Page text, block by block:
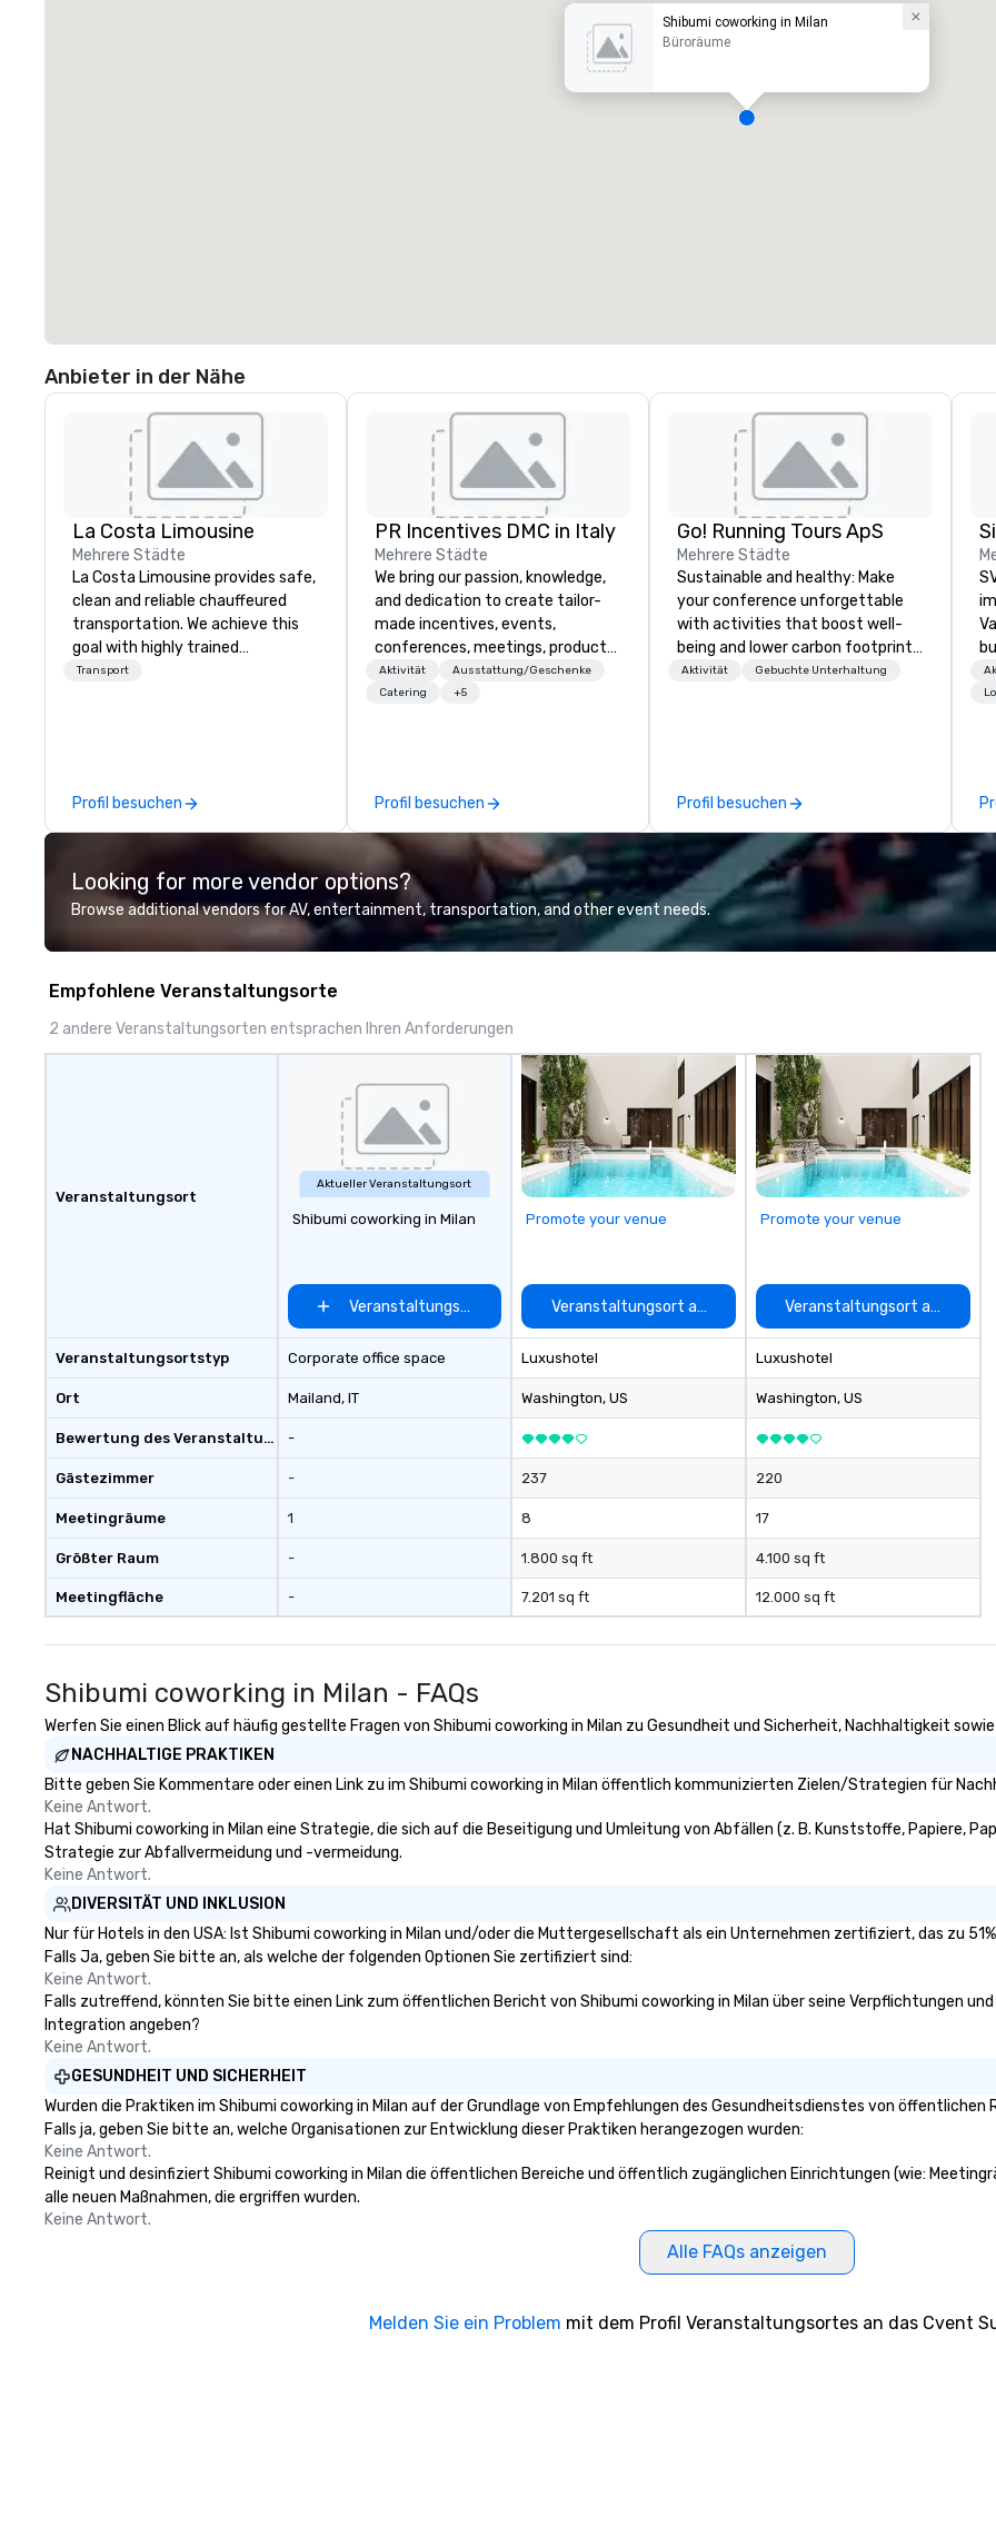
Shibumi coworking in Milan
Büroräume
Anbieter in der Nähe
La Costa Limousine
Mehrere Städte
La Costa Limousine provides safe,
clean and reliable chauffeured
transportation. We achieve this
goal with highly trained
chauffeurs, the newest vehicles
perfectly maintained fleet of late
model luxury vehicles to the
professional team of chauffeurs
and support staff; you will know
Costa Limousine.
Transport
Profil besuchen
PR Incentives DMC in Italy
Mehrere Städte
We bring our passion, knowledge,
and dedication to create tailor-
made incentives, events,
conferences, meetings, product
launches, and luxury travel
experiences for our Clients. Based
information or collaboration
opportunities.
Aktivität
Ausstattung/Geschenke
Catering
+5
Profil besuchen
Go! Running Tours ApS
Mehrere Städte
Sustainable and healthy: Make
your conference unforgettable
with activities that boost well-
being and lower carbon footprints.
Explore the world on the run with
Aktivität Gebuchte Unterhaltung
Profil besuchen
Looking for more vendor options?
Browse additional vendors for AV, entertainment, transportation, and other event needs.
Empfohlene Veranstaltungsorte
2 andere Veranstaltungsorten entsprachen Ihren Anforderungen
Veranstaltungsort
Veranstaltungsortstyp
Ort
Bewertung des Veranstaltungsortes
Gästezimmer
Meetingräume
Größter Raum
Meetingfläche
Aktueller Veranstaltungsort
Shibumi coworking in Milan
Veranstaltungsort auswählen
Corporate office space
Mailand, IT
-
-
1
-
-
Promote your venue
Veranstaltungsort auswählen
Luxushotel
Washington, US
237
8
1.800 sq ft
7.201 sq ft
Promote your venue
Veranstaltungsort auswählen
Luxushotel
Washington, US
220
17
4.100 sq ft
12.000 sq ft
Shibumi coworking in Milan - FAQs
Werfen Sie einen Blick auf häufig gestellte Fragen von Shibumi coworking in Milan zu Gesundheit und Sicherheit, Nachhaltigkeit
NACHHALTIGE PRAKTIKEN
Bitte geben Sie Kommentare oder einen Link zu im Shibumi coworking in Milan öffentlich kommunizierten Zielen/Strategien für
Keine Antwort.
Hat Shibumi coworking in Milan eine Strategie, die sich auf die Beseitigung und Umleitung von Abfällen (z. B. Kunststoffe, Papiere,
Strategie zur Abfallvermeidung und -vermeidung.
Keine Antwort.
DIVERSITÄT UND INKLUSION
Nur für Hotels in den USA: Ist Shibumi coworking in Milan und/oder die Muttergesellschaft als ein Unternehmen zertifiziert, das zu
Falls Ja, geben Sie bitte an, als welche der folgenden Optionen Sie zertifiziert sind:
Keine Antwort.
Falls zutreffend, könnten Sie bitte einen Link zum öffentlichen Bericht von Shibumi coworking in Milan über seine Verpflichtungen
Integration angeben?
Keine Antwort.
GESUNDHEIT UND SICHERHEIT
Wurden die Praktiken im Shibumi coworking in Milan auf der Grundlage von Empfehlungen des Gesundheitsdienstes von
Falls ja, geben Sie bitte an, welche Organisationen zur Entwicklung dieser Praktiken herangezogen wurden:
Keine Antwort.
Reinigt und desinfiziert Shibumi coworking in Milan die öffentlichen Bereiche und öffentlich zugänglichen Einrichtungen (wie:
alle neuen Maßnahmen, die ergriffen wurden.
Keine Antwort.
Alle FAQs anzeigen
Melden Sie ein Problem mit dem Profil Veranstaltungsortes an das Cvent